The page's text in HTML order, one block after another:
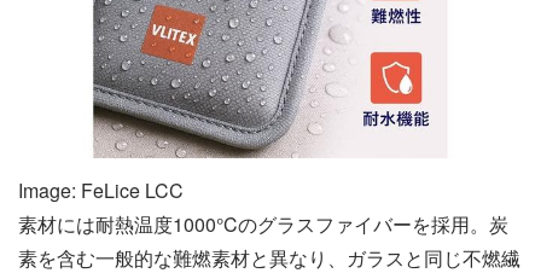
Image: FeLice LCC
素材には耐熱温度1000°Cのグラスファイバーを採用。炭
素を含む一般的な難燃素材と異なり、ガラスと同じ不燃繊